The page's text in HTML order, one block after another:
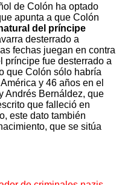
de Colón ha optado
apunta a que Colón
del príncipe
desterrado a
fechas juegan en contra
príncipe fue desterrado a
que Colón sólo habría
y 46 años en el
Andrés Bernáldez, que
que falleció en
este dato también
que se sitúa